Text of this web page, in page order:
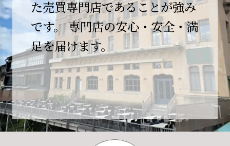
誠に勝手ながら、弊社開業10周年イベント開催
の為、
４月２６日(日)は臨時休業とさせていただきま
す。
これもひとえに皆様のご支援の賜物と、心より感謝申し上
げます。
ご不便をおかけしますが、何卒よろしくお願い
いたします。
翌日より通常営業いたします。
た売買専門店であることが強み
です。 専門店の安心・安全・満
足を届けます。